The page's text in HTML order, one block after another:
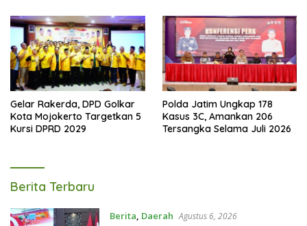
Gelar Rakerda, DPD Golkar
Kota Mojokerto Targetkan 5
Kursi DPRD 2029
Polda Jatim Ungkap 178
Kasus 3C, Amankan 206
Tersangka Selama Juli 2026
Tagarterkini
Berita Terbaru
Berita, Daerah Agustus 6, 2026